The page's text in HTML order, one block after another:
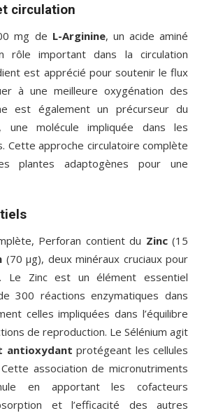
circulation
mg de L-Arginine, un acide aminé
rôle important dans la circulation
est apprécié pour soutenir le flux
à une meilleure oxygénation des
est également un précurseur du
une molécule impliquée dans les
Cette approche circulatoire complète
plantes adaptogènes pour une
Perforan contient du Zinc(15
(70 µg), deux minéraux cruciaux pour
Le Zinc est un élément essentiel
300 réactions enzymatiques dans
celles impliquées dans l’équilibre
de reproduction. Le Sélénium agit
antioxydant protégeant les cellules
association de micronutriments
en apportant les cofacteurs
et l’efficacité des autres